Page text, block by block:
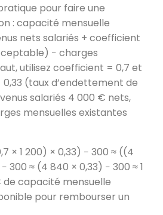
pour faire une
: capacité mensuelle
nets salariés + coefficient
− charges
utilisez coefficient = 0,7 et
(taux d’endettement de
salariés 4 000 € nets,
mensuelles existantes
× 1 200) × 0,33) − 300 ≈ ((4
300 ≈ (4 840 × 0,33) − 300 ≈ 1
de capacité mensuelle
pour rembourser un